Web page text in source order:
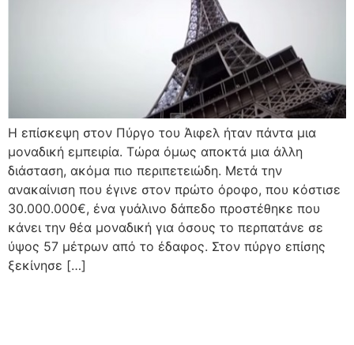
Η επίσκεψη στον Πύργο του Άιφελ ήταν πάντα μια
μοναδική εμπειρία. Τώρα όμως αποκτά μια άλλη
διάσταση, ακόμα πιο περιπετειώδη. Μετά την
ανακαίνιση που έγινε στον πρώτο όροφο, που κόστισε
30.000.000€, ένα γυάλινο δάπεδο προστέθηκε που
κάνει την θέα μοναδική για όσους το περπατάνε σε
ύψος 57 μέτρων από το έδαφος. Στον πύργο επίσης
ξεκίνησε […]